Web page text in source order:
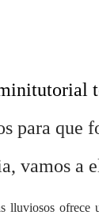
para que
vamos a
lluviosos ofrece